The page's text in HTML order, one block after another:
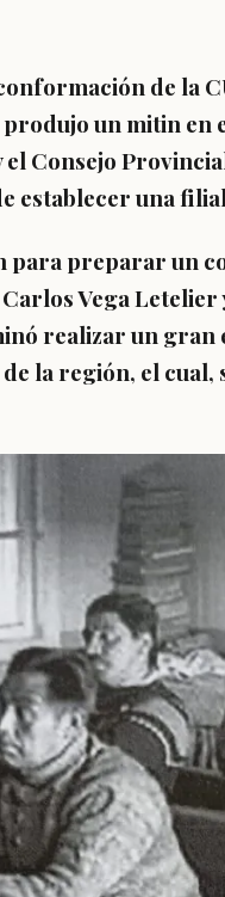
de la
produjo un mitin
Consejo
establecer una
para preparar un
Vega
realizar un
la región, el cual,